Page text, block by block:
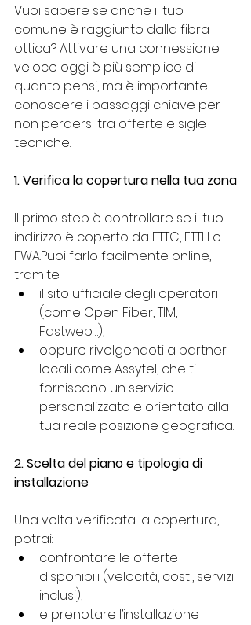
Vuoi sapere se anche il tuo
comune è raggiunto dalla fibra
ottica? Attivare una connessione
veloce oggi è più semplice di
quanto pensi, ma è importante
conoscere i passaggi chiave per
non perdersi tra offerte e sigle
tecniche.
1. Verifica la copertura nella tua zona
Il primo step è controllare se il tuo
indirizzo è coperto da FTTC, FTTH o
FWA.Puoi farlo facilmente online,
tramite:
il sito ufficiale degli operatori
(come Open Fiber, TIM,
Fastweb…),
oppure rivolgendoti a partner
locali come Assytel, che ti
forniscono un servizio
personalizzato e orientato alla
tua reale posizione geografica.
2. Scelta del piano e tipologia di
installazione
Una volta verificata la copertura,
potrai:
confrontare le offerte
disponibili (velocità, costi, servizi
inclusi),
e prenotare l’installazione